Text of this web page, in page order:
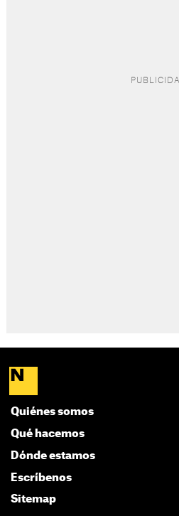
Quiénes somos
Qué hacemos
Dónde estamos
Escríbenos
Sitemap